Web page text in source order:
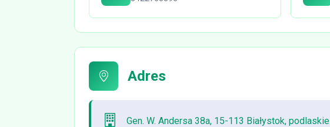
Adres
Gen. W. Andersa 38a, 15-113 Białystok, podlaskie